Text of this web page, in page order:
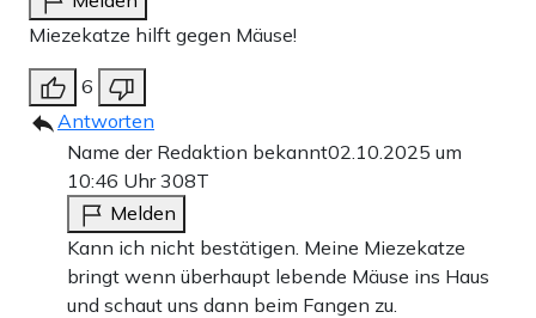
Miezekatze hilft gegen Mäuse!
6
Antworten
Name der Redaktion bekannt02.10.2025 um
10:46 Uhr308T
Melden
Kann ich nicht bestätigen. Meine Miezekatze
bringt wenn überhaupt lebende Mäuse ins Haus
und schaut uns dann beim Fangen zu.